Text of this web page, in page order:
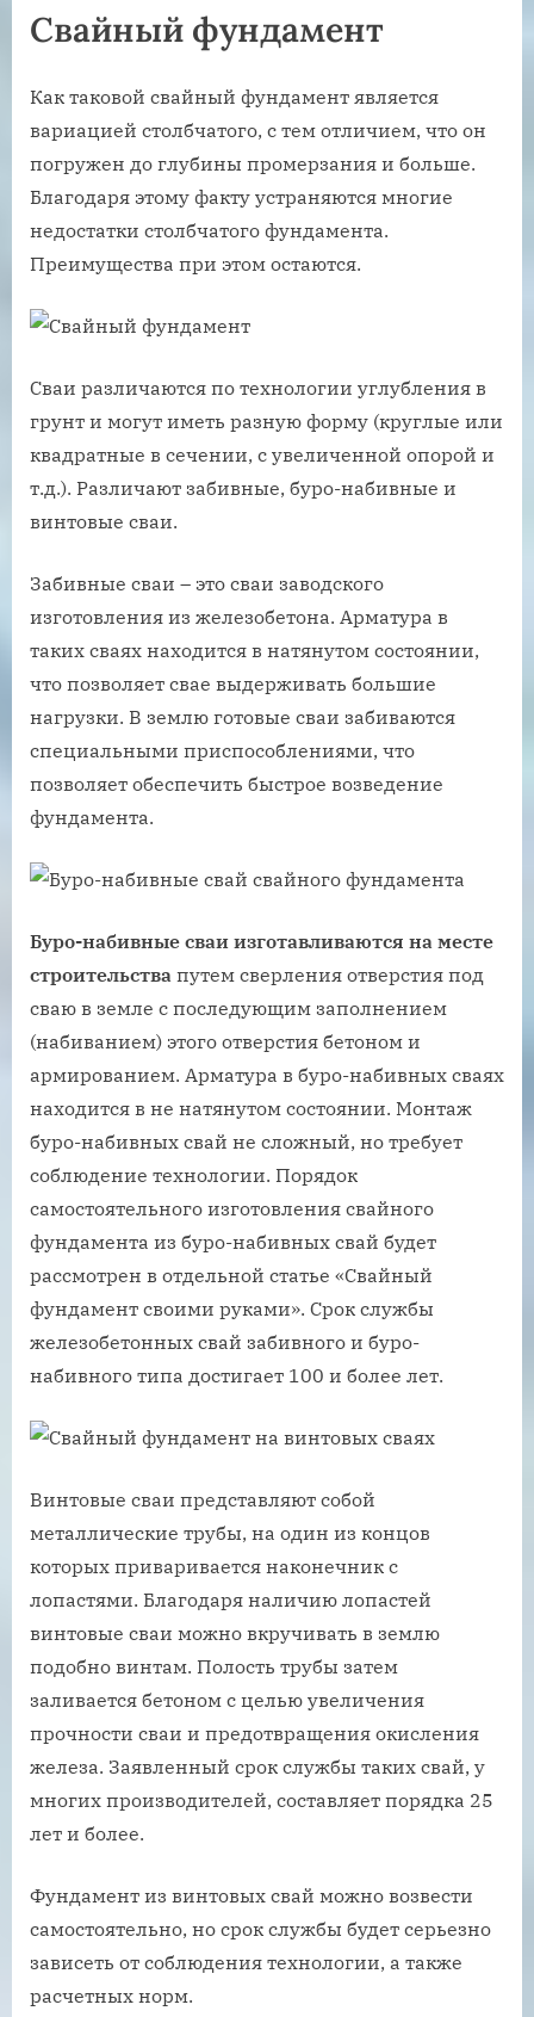
Свайный фундамент
Как таковой свайный фундамент является
вариацией столбчатого, с тем отличием, что он
погружен до глубины промерзания и больше.
Благодаря этому факту устраняются многие
недостатки столбчатого фундамента.
Преимущества при этом остаются.
Сваи различаются по технологии углубления в
грунт и могут иметь разную форму (круглые или
квадратные в сечении, с увеличенной опорой и
т.д.). Различают забивные, буро-набивные и
винтовые сваи.
Забивные сваи – это сваи заводского
изготовления из железобетона. Арматура в
таких сваях находится в натянутом состоянии,
что позволяет свае выдерживать большие
нагрузки. В землю готовые сваи забиваются
специальными приспособлениями, что
позволяет обеспечить быстрое возведение
фундамента.
Буро-набивные сваи изготавливаются на месте
строительства путем сверления отверстия под
сваю в земле с последующим заполнением
(набиванием) этого отверстия бетоном и
армированием. Арматура в буро-набивных сваях
находится в не натянутом состоянии. Монтаж
буро-набивных свай не сложный, но требует
соблюдение технологии. Порядок
самостоятельного изготовления свайного
фундамента из буро-набивных свай будет
рассмотрен в отдельной статье «Свайный
фундамент своими руками». Срок службы
железобетонных свай забивного и буро-
набивного типа достигает 100 и более лет.
Винтовые сваи представляют собой
металлические трубы, на один из концов
которых приваривается наконечник с
лопастями. Благодаря наличию лопастей
винтовые сваи можно вкручивать в землю
подобно винтам. Полость трубы затем
заливается бетоном с целью увеличения
прочности сваи и предотвращения окисления
железа. Заявленный срок службы таких свай, у
многих производителей, составляет порядка 25
лет и более.
Фундамент из винтовых свай можно возвести
самостоятельно, но срок службы будет серьезно
зависеть от соблюдения технологии, а также
расчетных норм.